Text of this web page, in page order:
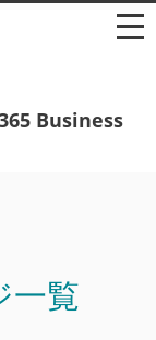
Business
一覧